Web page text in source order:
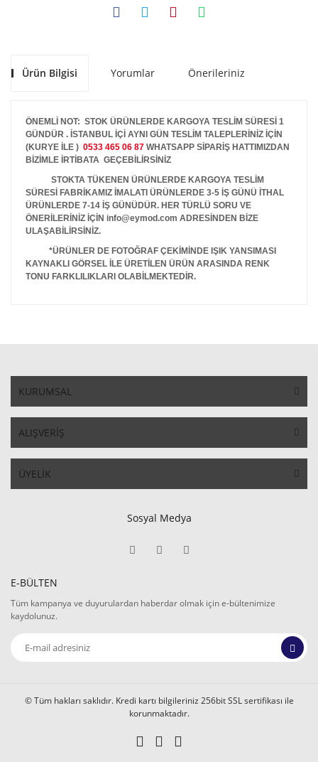
Ürün Bilgisi Yorumlar Önerileriniz
ÖNEMLİ NOT: STOK ÜRÜNLERDE KARGOYA TESLİM SÜRESİ 1
GÜNDÜR . İSTANBUL İÇİ AYNI GÜN TESLİM TALEPLERİNİZ İÇİN
(KURYE İLE ) 0533 465 06 87 WHATSAPP SİPARİŞ HATTIMIZDAN
BİZİMLE İRTİBATA GEÇEBİLİRSİNİZ
STOKTA TÜKENEN ÜRÜNLERDE KARGOYA TESLİM
SÜRESİ FABRİKAMIZ İMALATI ÜRÜNLERDE 3-5 İŞ GÜNÜ İTHAL
ÜRÜNLERDE 7-14 İŞ GÜNÜDÜR. HER TÜRLÜ SORU VE
ÖNERİLERİNİZ İÇİN info@eymod.com ADRESİNDEN BİZE
ULAŞABİLİRSİNİZ.
*ÜRÜNLER DE FOTOĞRAF ÇEKİMİNDE IŞIK YANSIMASI
KAYNAKLI GÖRSEL İLE ÜRETİLEN ÜRÜN ARASINDA RENK
TONU FARKLILIKLARI OLABİLMEKTEDİR.
KURUMSAL
ALIŞVERİŞ
ÜYELİK
Sosyal Medya
E-BÜLTEN
Tüm kampanya ve duyurulardan haberdar olmak için e-bültenimize
kaydolunuz.
© Tüm hakları saklıdır. Kredi kartı bilgileriniz 256bit SSL sertifikası ile
korunmaktadır.